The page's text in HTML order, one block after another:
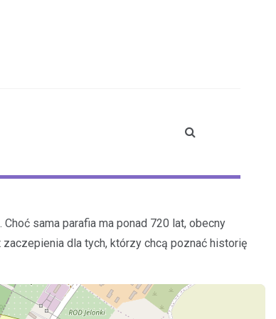
sama parafia ma ponad 720 lat, obecny
dla tych, którzy chcą poznać historię